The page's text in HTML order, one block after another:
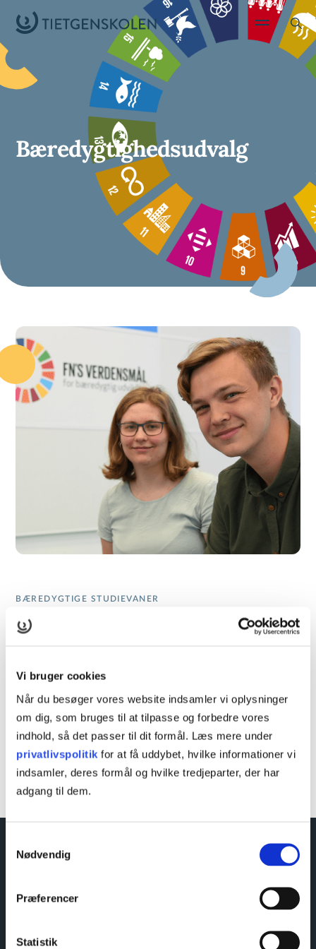
Vi bruger cookies
Når du besøger vores website indsamler vi oplysninger
om dig, som bruges til at tilpasse og forbedre vores
indhold, så det passer til dit formål. Læs mere under
privatlivspolitik for at få uddybet, hvilke informationer vi
indsamler, deres formål og hvilke tredjeparter, der har
adgang til dem.
Nødvendig
Præferencer
Statistik
Bæredygtighedsudvalg
BÆREDYGTIGE STUDIEVANER
Bæredygtighedsudvalget
reducere klima- og miljøaftrykket på vores skole.
Gennem implementering af innovative, bæredygtige
løsninger forsøger vi at inspirere vores fællesskab til at
træffe grønnere valg og skabe en mere bæredygtig fremtid,
fx ved at plante træer og samle pant.
Hhx